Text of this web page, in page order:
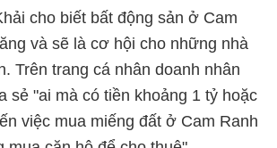
cho biết bất động sản ở Cam
và sẽ là cơ hội cho những nhà
Trên trang cá nhân doanh nhân
sẻ "ai mà có tiền khoảng 1 tỷ hoặc
việc mua miếng đất ở Cam Ranh